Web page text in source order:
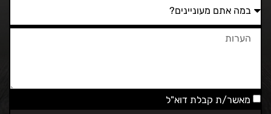
מאשר/ת קבלת דוא"ל